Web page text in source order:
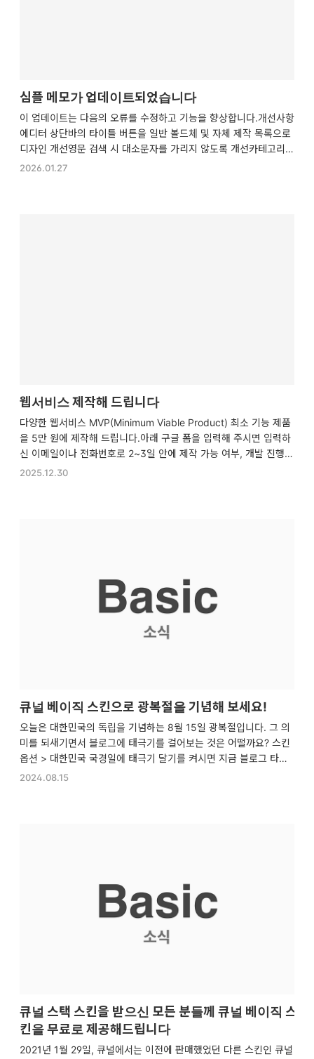
심플 메모가 업데이트되었습니다
이 업데이트는 다음의 오류를 수정하고 기능을 향상합니다.개선사항
에디터 상단바의 타이틀 버튼을 일반 볼드체 및 자체 제작 목록으로
디자인 개선영문 검색 시 대소문자를 가리지 않도록 개선카테고리
생성/수정이나 에디터 글 입력 시 상단바와 글 스타일 추가 중단바가
2026.01.27
웹서비스 제작해 드립니다
다양한 웹서비스 MVP(Minimum Viable Product) 최소 기능 제품
을 5만 원에 제작해 드립니다.아래 구글 폼을 입력해 주시면 입력하
신 이메일이나 전화번호로 2~3일 안에 제작 가능 여부, 개발 진행
절차, 소요되는 기간, 입금 계좌를 답장해 드립니다.제작이 가능한
이용한 경로 탐색 및 주소, 좌…
2025.12.30
큐널 베이직 스킨으로 광복절을 기념해 보세요!
오늘은 대한민국의 독립을 기념하는 8월 15일 광복절입니다. 그 의
미를 되새기면서 블로그에 태극기를 걸어보는 것은 어떨까요? 스킨
옵션 > 대한민국 국경일에 태극기 달기를 켜시면 지금 블로그 타이
틀과 프로필에 태극기가 자동으로 걸립니다! 태극기를 누르면 곧바
2024.08.15
큐널 스택 스킨을 받으신 모든 분들께 큐널 베이직 스
킨을 무료로 제공해드립니다
2021년 1월 29일, 큐널에서는 이전에 판매했었던 다른 스킨인 큐널